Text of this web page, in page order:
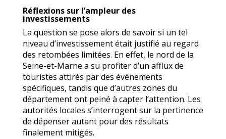
Réflexions sur l’ampleur des
investissements
La question se pose alors de savoir si un tel
niveau d’investissement était justifié au regard
des retombées limitées. En effet, le nord de la
Seine-et-Marne a su profiter d’un afflux de
touristes attirés par des événements
spécifiques, tandis que d’autres zones du
département ont peiné à capter l’attention. Les
autorités locales s’interrogent sur la pertinence
de dépenser autant pour des résultats
finalement mitigés.